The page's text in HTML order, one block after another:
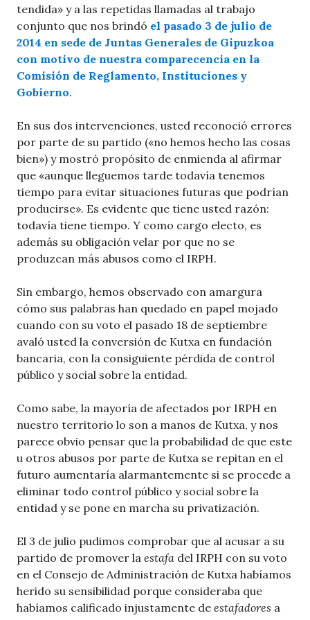
tendida» y a las repetidas llamadas al trabajo
conjunto que nos brindó el pasado 3 de julio de
2014 en sede de Juntas Generales de Gipuzkoa
con motivo de nuestra comparecencia en la
Comisión de Reglamento, Instituciones y
Gobierno.
En sus dos intervenciones, usted reconoció errores
por parte de su partido («no hemos hecho las cosas
bien») y mostró propósito de enmienda al afirmar
que «aunque lleguemos tarde todavía tenemos
tiempo para evitar situaciones futuras que podrían
producirse». Es evidente que tiene usted razón:
todavía tiene tiempo. Y como cargo electo, es
además su obligación velar por que no se
produzcan más abusos como el IRPH.
Sin embargo, hemos observado con amargura
cómo sus palabras han quedado en papel mojado
cuando con su voto el pasado 18 de septiembre
avaló usted la conversión de Kutxa en fundación
bancaria, con la consiguiente pérdida de control
público y social sobre la entidad.
Como sabe, la mayoría de afectados por IRPH en
nuestro territorio lo son a manos de Kutxa, y nos
parece obvio pensar que la probabilidad de que este
u otros abusos por parte de Kutxa se repitan en el
futuro aumentaría alarmantemente si se procede a
eliminar todo control público y social sobre la
entidad y se pone en marcha su privatización.
El 3 de julio pudimos comprobar que al acusar a su
partido de promover la estafa del IRPH con su voto
en el Consejo de Administración de Kutxa habíamos
herido su sensibilidad porque consideraba que
habíamos calificado injustamente de estafadores a